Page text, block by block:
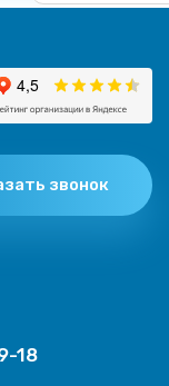
звонок
18